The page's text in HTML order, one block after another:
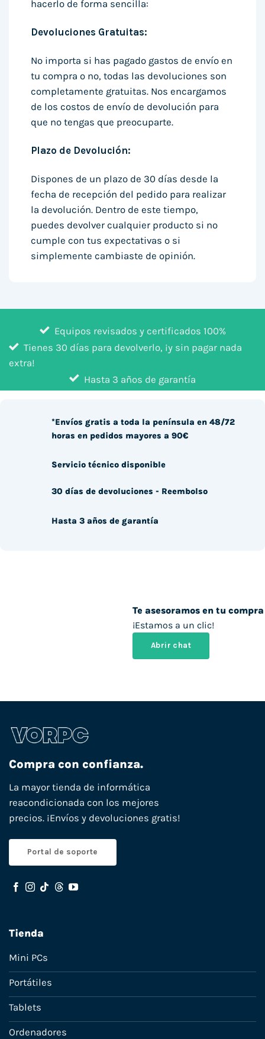
hacerlo de forma sencilla:
Devoluciones Gratuitas:
No importa si has pagado gastos de envío en
tu compra o no, todas las devoluciones son
completamente gratuitas. Nos encargamos
de los costos de envío de devolución para
que no tengas que preocuparte.
Plazo de Devolución:
Dispones de un plazo de 30 días desde la
fecha de recepción del pedido para realizar
la devolución. Dentro de este tiempo,
puedes devolver cualquier producto si no
cumple con tus expectativas o si
simplemente cambiaste de opinión.
Equipos revisados y certificados 100%
Tienes 30 días para devolverlo, ¡y sin pagar nada
extra!
Hasta 3 años de garantía
Te asesoramos en tu compra
¡Estamos a un clic!
Abrir chat
*Envíos gratis a toda la península en 48/72
horas en pedidos mayores a 90€
Servicio técnico disponible
30 días de devoluciones - Reembolso
Hasta 3 años de garantía
Compra con confianza.
La mayor tienda de informática
reacondicionada con los mejores
precios. ¡Envíos y devoluciones gratis!
Portal de soporte
Tienda
Mini PCs
Portátiles
Tablets
Ordenadores